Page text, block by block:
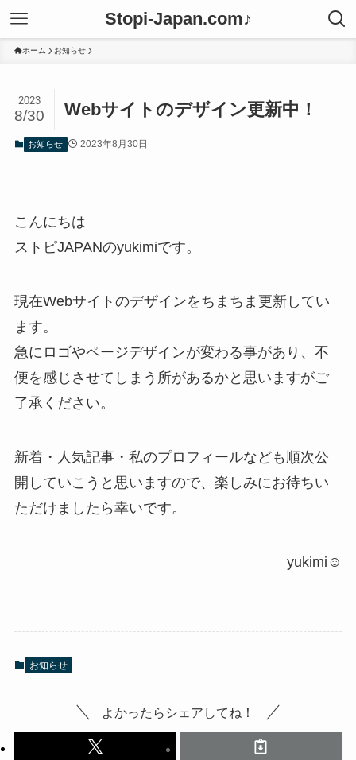
Stopi-Japan.com♪
ホーム お知らせ
Webサイトのデザイン更新中！
2023
8/30
お知らせ 2023年8月30日
こんにちは
ストピJAPANのyukimiです。
現在Webサイトのデザインをちまちま更新してい
ます。
急にロゴやページデザインが変わる事があり、不
便を感じさせてしまう所があるかと思いますがご
了承ください。
新着・人気記事・私のプロフィールなども順次公
開していこうと思いますので、楽しみにお待ちい
ただけましたら幸いです。
yukimi☺
お知らせ
よかったらシェアしてね！